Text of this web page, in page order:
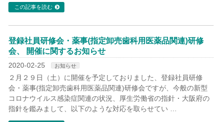
この記事を読む
登録社員研修会・薬事(指定卸売歯科用医薬品関連)研修
会、 開催に関するお知らせ
2020-02-25 お知らせ
２月２９日（土）に開催を予定しておりました、登録社員研修
会・薬事(指定卸売歯科用医薬品関連)研修会ですが、今般の新型
コロナウイルス感染症関連の状況、厚生労働省の指針・大阪府の
指針を鑑みまして、以下のような対応を取らせてい …